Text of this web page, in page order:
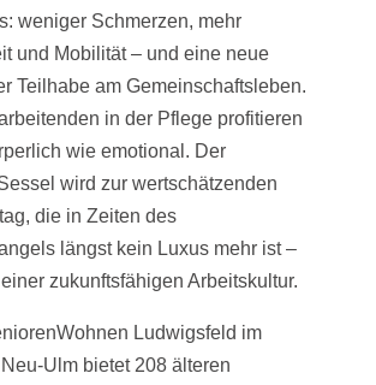
weniger Schmerzen, mehr
und Mobilität – und eine neue
Teilhabe am Gemeinschaftsleben.
in der Pflege profitieren
wie emotional. Der
wird zur wertschätzenden
die in Zeiten des
längst kein Luxus mehr ist –
zukunftsfähigen Arbeitskultur.
Ludwigsfeld im
Ulm bietet 208 älteren